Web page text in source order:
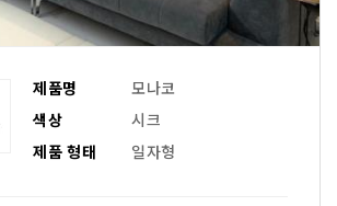
제품명
모나코
색상
시크
제품 형태
일자형